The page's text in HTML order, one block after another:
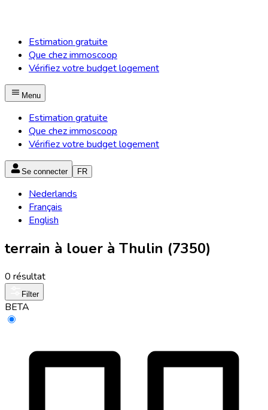
Estimation gratuite
Que chez immoscoop
Vérifiez votre budget logement
Menu
Estimation gratuite
Que chez immoscoop
Vérifiez votre budget logement
Se connecter FR
Nederlands
Français
English
terrain à louer à Thulin (7350)
0 résultat
Filter
BETA